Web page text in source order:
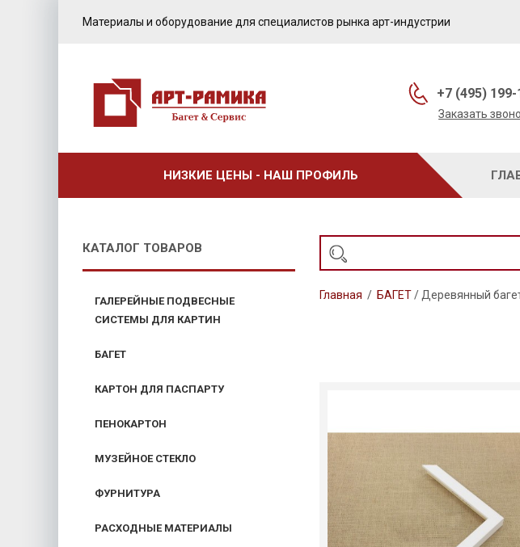
Материалы и оборудование для специалистов рынка арт-индустрии
+7 (495)
Заказать
НИЗКИЕ ЦЕНЫ - НАШ ПРОФИЛЬ
КАТАЛОГ ТОВАРОВ
ГАЛЕРЕЙНЫЕ ПОДВЕСНЫЕ
СИСТЕМЫ ДЛЯ КАРТИН
БАГЕТ
КАРТОН ДЛЯ ПАСПАРТУ
ПЕНОКАРТОН
МУЗЕЙНОЕ СТЕКЛО
ФУРНИТУРА
РАСХОДНЫЕ МАТЕРИАЛЫ
Главная / БАГЕТ / Деревянный